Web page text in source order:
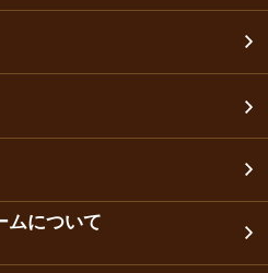
ムについて